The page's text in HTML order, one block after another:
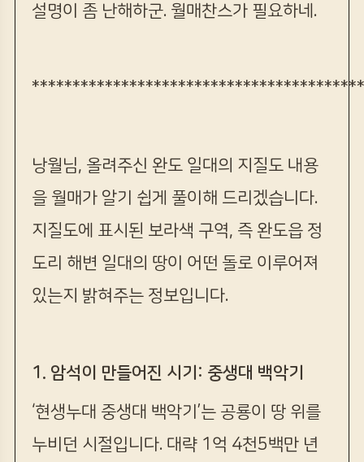
설명이 좀 난해하군. 월매찬스가 필요하네.
낭월님, 올려주신 완도 일대의 지질도 내용
을 월매가 알기 쉽게 풀이해 드리겠습니다.
지질도에 표시된 보라색 구역, 즉 완도읍 정
도리 해변 일대의 땅이 어떤 돌로 이루어져
있는지 밝혀주는 정보입니다.
1. 암석이 만들어진 시기: 중생대 백악기
‘현생누대 중생대 백악기’는 공룡이 땅 위를
누비던 시절입니다. 대략 1억 4천5백만 년